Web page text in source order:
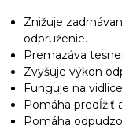
Znižuje
odpruženie.
Premazáva
Zvyšuje výkon
Funguje na
Pomáha predĺžiť
Pomáha